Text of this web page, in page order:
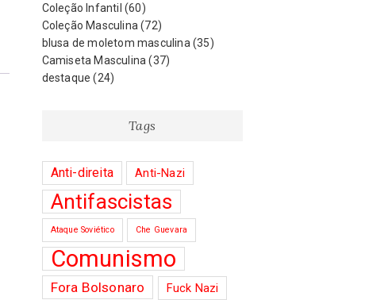
Coleção Infantil (60)
Coleção Masculina (72)
blusa de moletom masculina (35)
Camiseta Masculina (37)
destaque (24)
Tags
Anti-direita Anti-Nazi
Antifascistas
Ataque Soviético Che Guevara
Comunismo
Fora Bolsonaro Fuck Nazi